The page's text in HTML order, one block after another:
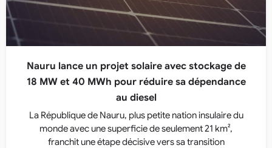
Nauru lance un projet solaire avec stockage de
18 MW et 40 MWh pour réduire sa dépendance
au diesel
La République de Nauru, plus petite nation insulaire du
monde avec une superficie de seulement 21 km²,
franchit une étape décisive vers sa transition